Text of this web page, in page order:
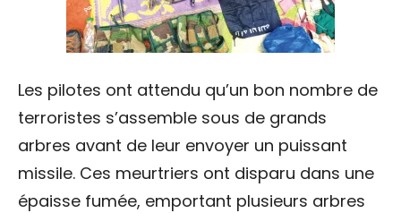
Les pilotes ont attendu qu’un bon nombre de
terroristes s’assemble sous de grands
arbres avant de leur envoyer un puissant
missile. Ces meurtriers ont disparu dans une
épaisse fumée, emportant plusieurs arbres